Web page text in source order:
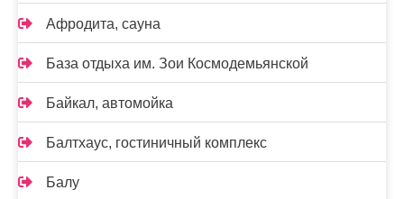
Афродита, сауна
База отдыха им. Зои Космодемьянской
Байкал, автомойка
Балтхаус, гостиничный комплекс
Балу